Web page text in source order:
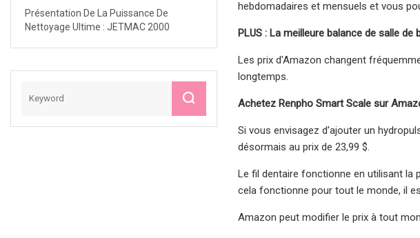
Présentation De La Puissance De
Nettoyage Ultime : JETMAC 2000
hebdomadaires et mensuels et vous
PLUS : La meilleure balance de salle de
Les prix d'Amazon changent
longtemps.
Achetez Renpho Smart Scale sur
Si vous envisagez d'ajouter un
désormais au prix de 23,99 $.
Le fil dentaire fonctionne en utilisant la
cela fonctionne pour tout le monde, il
Amazon peut modifier le prix à tout